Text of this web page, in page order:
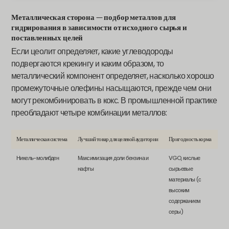
Металлическая сторона — подбор металлов для
гидрирования в зависимости от исходного сырья и
поставленных целей
Если цеолит определяет, какие углеводороды
подвергаются крекингу и каким образом, то
металлический компонент определяет, насколько хорошо
промежуточные олефины насыщаются, прежде чем они
могут рекомбинировать в кокс. В промышленной практике
преобладают четыре комбинации металлов:
Металлическая система Лучший товар для целевой аудитории Пригодность корма
Никель-молибден
Максимизация доли бензина и
нафты
VGO, кислые
сырьевые
материалы (с
высоким
содержанием
серы)